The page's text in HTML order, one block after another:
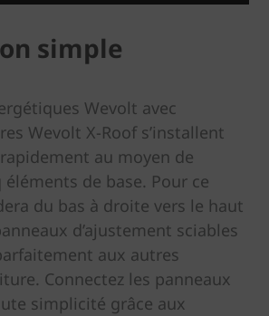
simple
Wevolt avec
Wevolt X-Roof s’installent
au moyen de
de base. Pour ce
du bas à droite vers le haut
d’ajustement sciables
aux autres
Connectez les panneaux
simplicité grâce aux